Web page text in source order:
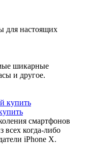
для настоящих
шикарные
и другое.
смартфонов
всех когда-либо
iPhone X.